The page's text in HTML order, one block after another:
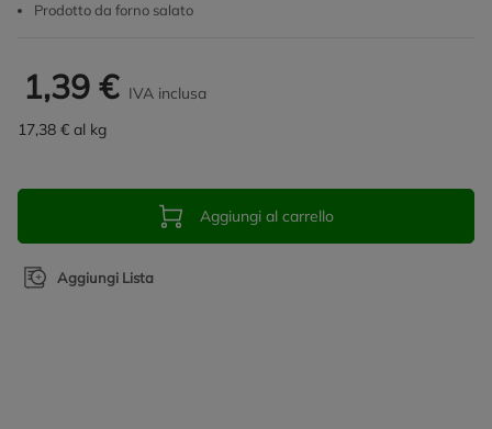
Prodotto da forno salato
1,39 € IVA inclusa
17,38 € al kg
Aggiungi al carrello
Aggiungi Lista